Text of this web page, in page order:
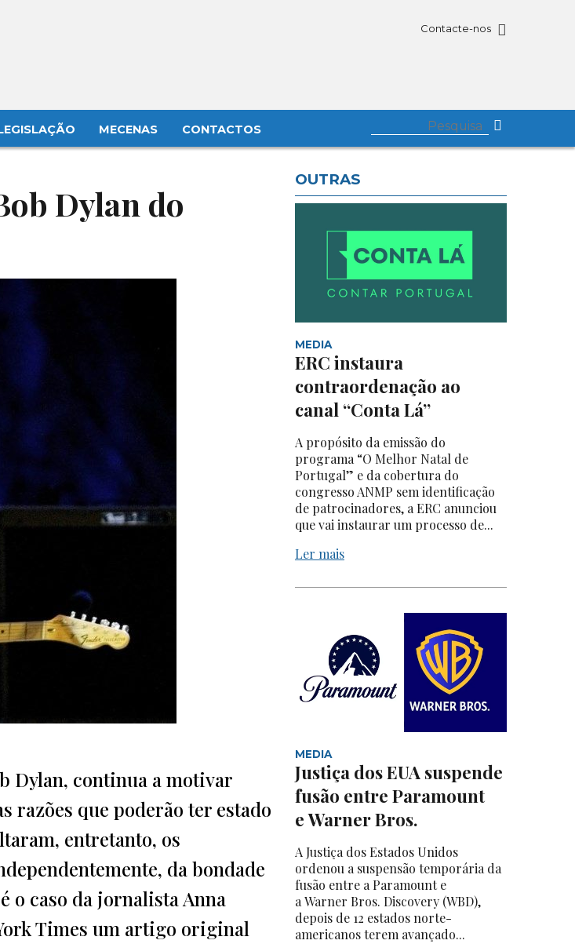
Contacte-nos
MECENAS CONTACTOS
Dylan do
Dylan, continua a motivar
razões que poderão ter estado
entretanto, os
da bondade
o caso da jornalista Anna
Times um artigo original
OUTRAS
MEDIA
ERC instaura
contraordenação ao
canal “Conta Lá”
A propósito da emissão do
programa “O Melhor Natal de
Portugal” e da cobertura do
congresso ANMP sem identificação
de patrocinadores, a ERC anunciou
que vai instaurar um processo de...
Ler mais
MEDIA
Justiça dos EUA suspende
fusão entre Paramount
e Warner Bros.
A Justiça dos Estados Unidos
ordenou a suspensão temporária da
fusão entre a Paramount e
a Warner Bros. Discovery (WBD),
depois de 12 estados norte-
americanos terem avançado...